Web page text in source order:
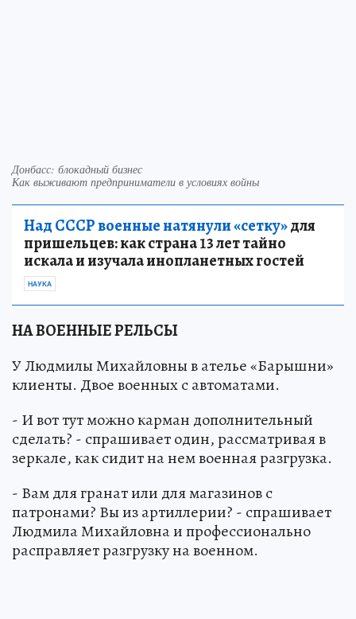
Донбасс: блокадный бизнес
Как выживают предприниматели в условиях войны
Над СССР военные натянули «сетку»для
пришельцев: как страна 13 лет тайно
искала и изучала инопланетных гостей
НАУКА
НА ВОЕННЫЕ РЕЛЬСЫ
У Людмилы Михайловны в ателье «Барышни»
клиенты. Двое военных с автоматами.
- И вот тут можно карман дополнительный
сделать? - спрашивает один, рассматривая в
зеркале, как сидит на нем военная разгрузка.
- Вам для гранат или для магазинов с
патронами? Вы из артиллерии? - спрашивает
Людмила Михайловна и профессионально
расправляет разгрузку на военном.